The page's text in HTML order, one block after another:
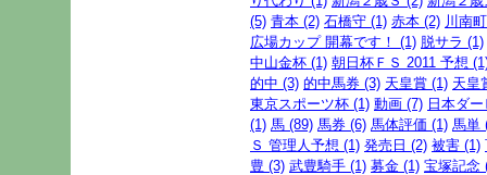
(5) 青本 (2) 石橋守 (1) 赤本 (2) 川南
広場カップ 開幕です！ (1) 脱サラ (1)
中山金杯 (1) 朝日杯ＦＳ 2011 予想
的中 (3) 的中馬券 (3) 天皇賞 (1) 天皇
東京スポーツ杯 (1) 動画 (7) 日本ダ
(1) 馬 (89) 馬券 (6) 馬体評価 (1) 馬単
Ｓ 管理人予想 (1) 発売日 (2) 被害 (1)
豊 (3) 武豊騎手 (1) 募金 (1) 宝塚記念